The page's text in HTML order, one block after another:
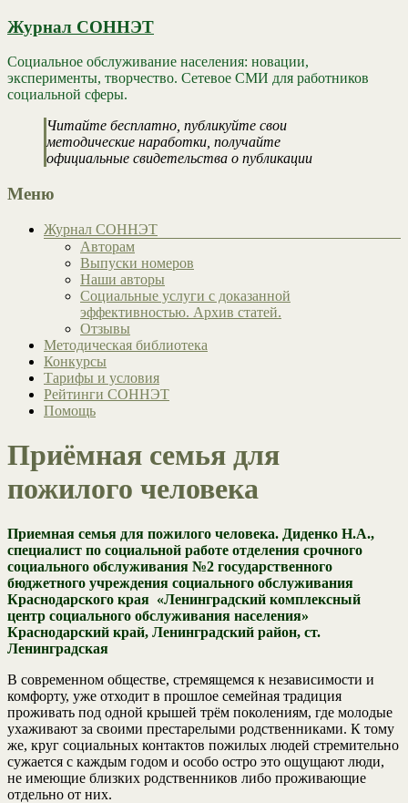
Журнал СОННЭТ
Социальное обслуживание населения: новации,
эксперименты, творчество. Сетевое СМИ для работников
социальной сферы.
Читайте бесплатно, публикуйте свои
методические наработки, получайте
официальные свидетельства о публикации
Меню
Журнал СОННЭТ
Авторам
Выпуски номеров
Наши авторы
Социальные услуги с доказанной
эффективностью. Архив статей.
Отзывы
Методическая библиотека
Конкурсы
Тарифы и условия
Рейтинги СОННЭТ
Помощь
Приёмная семья для
пожилого человека
Приемная семья для пожилого человека. Диденко Н.А.,
специалист по социальной работе отделения срочного
социального обслуживания №2 государственного
бюджетного учреждения социального обслуживания
Краснодарского края «Ленинградский комплексный
центр социального обслуживания населения»
Краснодарский край, Ленинградский район, ст.
Ленинградская
В современном обществе, стремящемся к независимости и
комфорту, уже отходит в прошлое семейная традиция
проживать под одной крышей трём поколениям, где молодые
ухаживают за своими престарелыми родственниками. К тому
же, круг социальных контактов пожилых людей стремительно
сужается с каждым годом и особо остро это ощущают люди,
не имеющие близких родственников либо проживающие
отдельно от них.